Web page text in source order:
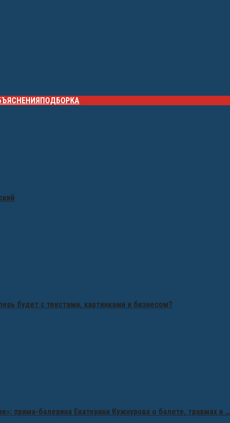
ПОДБОРКА
будет с текстами, картинками и бизнесом?
прима-балерина Екатерина Кужнурова о балете, травмах и …